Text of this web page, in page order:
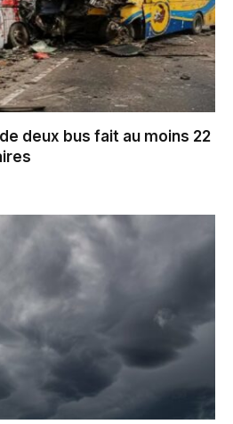
deux bus fait au moins 22